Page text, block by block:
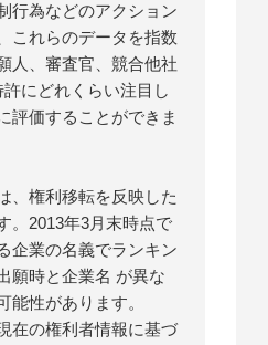
行為などのアクション
これらのデータを指数
人、審査官、競合他社
にどれくらい注目し
評価することができま
、権利移転を反映した
。2013年3月末時点で
企業の名義でランキン
願時と企業名 が異な
能性があります。
在の権利者情報に基づ